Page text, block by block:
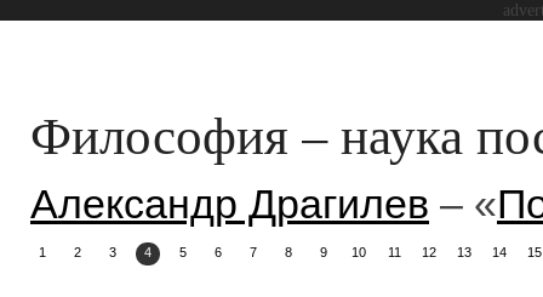
Философия – наука
Александр Драгилев – «
1 2 3 4 5 6 7 8 9 10 11 12 13 14 15